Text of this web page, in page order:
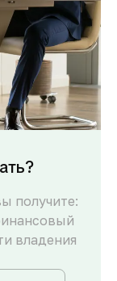
получите:
владения